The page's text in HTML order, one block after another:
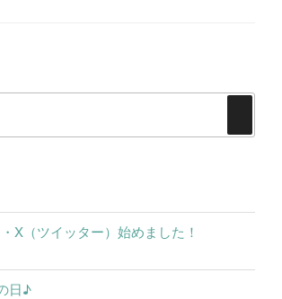
索
X（ツイッター）始めました！
日♪